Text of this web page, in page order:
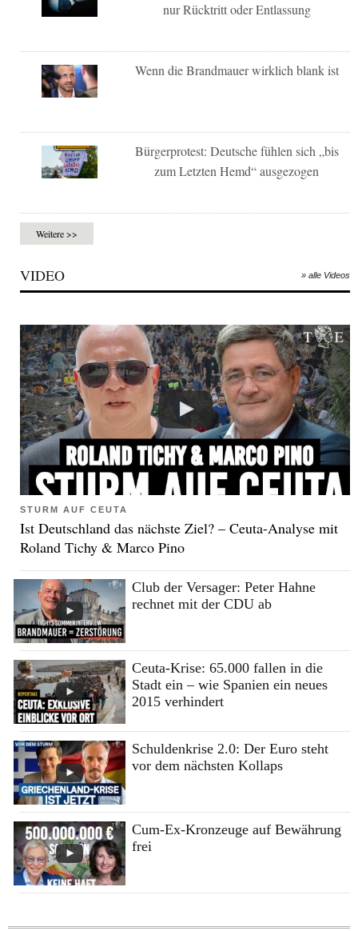
nur Rücktritt oder Entlassung
Wenn die Brandmauer wirklich blank ist
Bürgerprotest: Deutsche fühlen sich „bis
zum Letzten Hemd“ ausgezogen
Weitere >>
VIDEO » alle Videos
STURM AUF CEUTA
Ist Deutschland das nächste Ziel? – Ceuta-Analyse mit
Roland Tichy & Marco Pino
Club der Versager: Peter Hahne
rechnet mit der CDU ab
Ceuta-Krise: 65.000 fallen in die
Stadt ein – wie Spanien ein neues
2015 verhindert
Schuldenkrise 2.0: Der Euro steht
vor dem nächsten Kollaps
Cum-Ex-Kronzeuge auf Bewährung
frei